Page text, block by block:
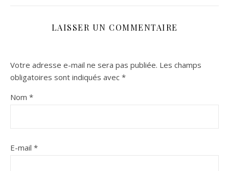
LAISSER UN COMMENTAIRE
Votre adresse e-mail ne sera pas publiée. Les champs
obligatoires sont indiqués avec *
Nom *
E-mail *